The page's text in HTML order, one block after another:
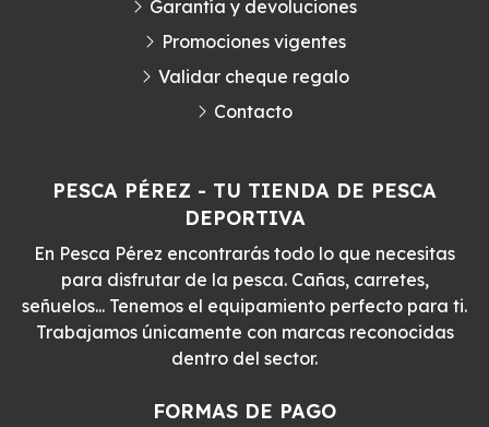
PESCA PÉREZ - TU TIENDA DE PESCA
DEPORTIVA
En Pesca Pérez encontrarás todo lo que necesitas
para disfrutar de la pesca. Cañas, carretes,
señuelos... Tenemos el equipamiento perfecto para ti.
Trabajamos únicamente con marcas reconocidas
dentro del sector.
FORMAS DE PAGO
Garantía y devoluciones
Promociones vigentes
Validar cheque regalo
Contacto